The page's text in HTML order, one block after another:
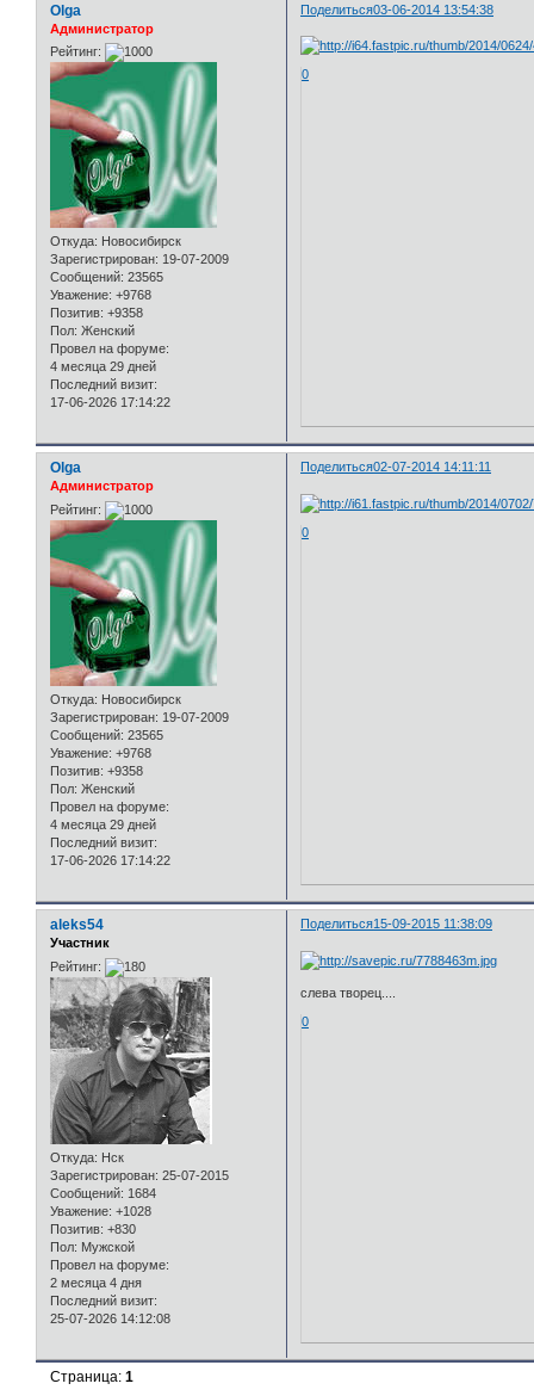
Поделиться03-06-2014 13:54:38
Olga
Администратор
Рейтинг:
Откуда: Новосибирск
Зарегистрирован: 19-07-2009
Сообщений: 23565
Уважение: +9768
Позитив: +9358
Пол: Женский
Провел на форуме:
4 месяца 29 дней
Последний визит:
17-06-2026 17:14:22
0
Поделиться02-07-2014 14:11:11
Olga
Администратор
Рейтинг:
Откуда: Новосибирск
Зарегистрирован: 19-07-2009
Сообщений: 23565
Уважение: +9768
Позитив: +9358
Пол: Женский
Провел на форуме:
4 месяца 29 дней
Последний визит:
17-06-2026 17:14:22
0
Поделиться15-09-2015 11:38:09
aleks54
Участник
Рейтинг:
Откуда: Нск
Зарегистрирован: 25-07-2015
Сообщений: 1684
Уважение: +1028
Позитив: +830
Пол: Мужской
Провел на форуме:
2 месяца 4 дня
Последний визит:
25-07-2026 14:12:08
слева творец....
0
Страница:1